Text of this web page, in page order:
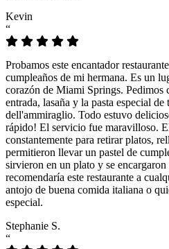
Kevin
“
Probamos este encantador
cumpleaños de mi hermana. Es un
corazón de Miami Springs. Pedimos
entrada, lasaña y la pasta especial de
dell'ammiraglio. Todo estuvo
rápido! El servicio fue maravilloso.
constantemente para retirar platos,
permitieron llevar un pastel de
sirvieron en un plato y se
recomendaría este restaurante a
antojo de buena comida italiana o
especial.
Stephanie S.
“